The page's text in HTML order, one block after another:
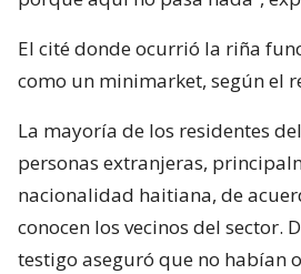
El cité donde ocurrió la riña
como un minimarket, según el
La mayoría de los residentes
personas extranjeras,
nacionalidad haitiana, de
conocen los vecinos del sector.
testigo aseguró que no habían